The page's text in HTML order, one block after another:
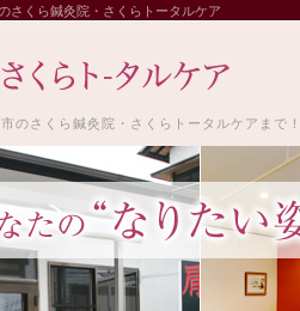
さくら鍼灸院・さくらトータルケア
のさくら鍼灸院・さくらトータルケアまで